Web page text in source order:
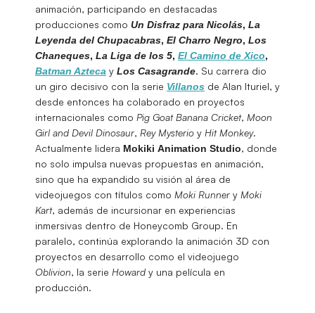
animación, participando en destacadas
producciones como Un Disfraz para Nicolás, La
Leyenda del Chupacabras, El Charro Negro, Los
Chaneques, La Liga de los 5, El Camino de Xico,
Batman Azteca y Los Casagrande. Su carrera dio
un giro decisivo con la serie Villanos de Alan Ituriel, y
desde entonces ha colaborado en proyectos
internacionales como Pig Goat Banana Cricket, Moon
Girl and Devil Dinosaur, Rey Mysterio y Hit Monkey.
Actualmente lidera Mokiki Animation Studio, donde
no solo impulsa nuevas propuestas en animación,
sino que ha expandido su visión al área de
videojuegos con títulos como Moki Runner y Moki
Kart, además de incursionar en experiencias
inmersivas dentro de Honeycomb Group. En
paralelo, continúa explorando la animación 3D con
proyectos en desarrollo como el videojuego
Oblivion, la serie Howard y una película en
producción.